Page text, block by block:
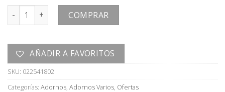
200,00.
ADORNO cantidadCOMPRAR
AÑADIR A FAVORITOS
SKU: 022541802
Categorías: Adornos, Adornos Varios, Ofertas